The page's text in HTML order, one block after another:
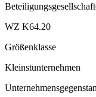
WZ K64.20
Größenklasse
Kleinstunternehmen